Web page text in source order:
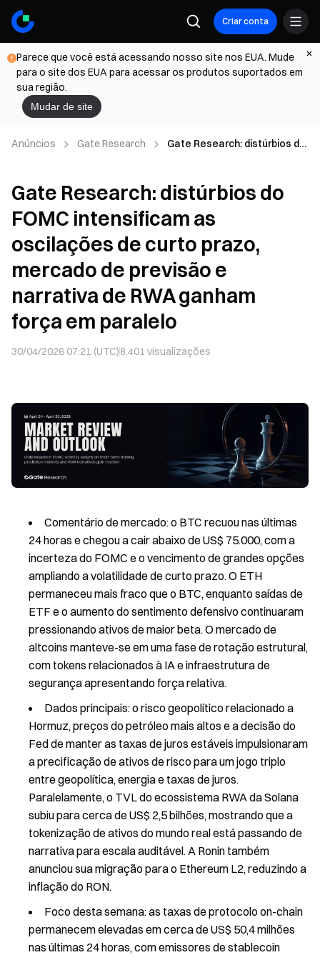
Criar conta
Parece que você está acessando nosso site nos EUA. Mude
para o site dos EUA para acessar os produtos suportados em
sua região.
Mudar de site
Anúncios Gate Research
Gate Research: distúrbios do
mercado de previsão e
narrativa de RWA ganham
força em paralelo
Gate Research: distúrbios do
FOMC intensificam as
oscilações de curto prazo,
mercado de previsão e
narrativa de RWA ganham
força em paralelo
30/04/2026 07:21 (UTC)8.401 visualizações
Comentário de mercado: o BTC recuou nas últimas
24 horas e chegou a cair abaixo de US$ 75.000, com a
incerteza do FOMC e o vencimento de grandes opções
ampliando a volatilidade de curto prazo. O ETH
permaneceu mais fraco que o BTC, enquanto saídas de
ETF e o aumento do sentimento defensivo continuaram
pressionando ativos de maior beta. O mercado de
altcoins manteve-se em uma fase de rotação estrutural,
com tokens relacionados à IA e infraestrutura de
segurança apresentando força relativa.
Dados principais: o risco geopolítico relacionado a
Hormuz, preços do petróleo mais altos e a decisão do
Fed de manter as taxas de juros estáveis impulsionaram
a precificação de ativos de risco para um jogo triplo
entre geopolítica, energia e taxas de juros.
Paralelamente, o TVL do ecossistema RWA da Solana
subiu para cerca de US$ 2,5 bilhões, mostrando que a
tokenização de ativos do mundo real está passando de
narrativa para escala auditável. A Ronin também
anunciou sua migração para o Ethereum L2, reduzindo a
inflação do RON.
Foco desta semana: as taxas de protocolo on-chain
permanecem elevadas em cerca de US$ 50,4 milhões
nas últimas 24 horas, com emissores de stablecoin